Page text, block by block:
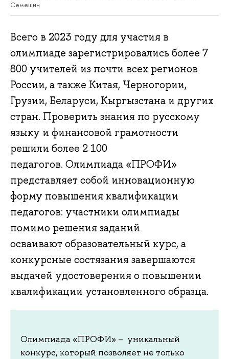
Семешин
Всего в 2023 году для участия в
олимпиаде зарегистрировались более 7
800 учителей из почти всех регионов
России, а также Китая, Черногории,
Грузии, Беларуси, Кыргызстана и других
стран. Проверить знания по русскому
языку и финансовой грамотности
решили более 2 100
педагогов. Олимпиада «ПРОФИ»
представляет собой инновационную
форму повышения квалификации
педагогов: участники олимпиады
помимо решения заданий
осваивают образовательный курс, а
конкурсные состязания завершаются
выдачей удостоверения о повышении
квалификации установленного образца.
Олимпиада «ПРОФИ» – уникальный
конкурс, который позволяет не только